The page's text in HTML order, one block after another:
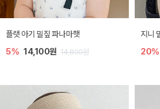
플랫 아기 밀짚 파나마햇
5% 14,100원 14,800원
지니
20%